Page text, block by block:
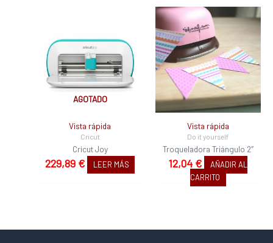
AGOTADO
Vista rápida
Cricut
Cricut Joy
229,89 € LEER MÁS
Vista rápida
Do it yourself
Troqueladora Triángulo 2″
12,04 €
AÑADIR AL
CARRITO